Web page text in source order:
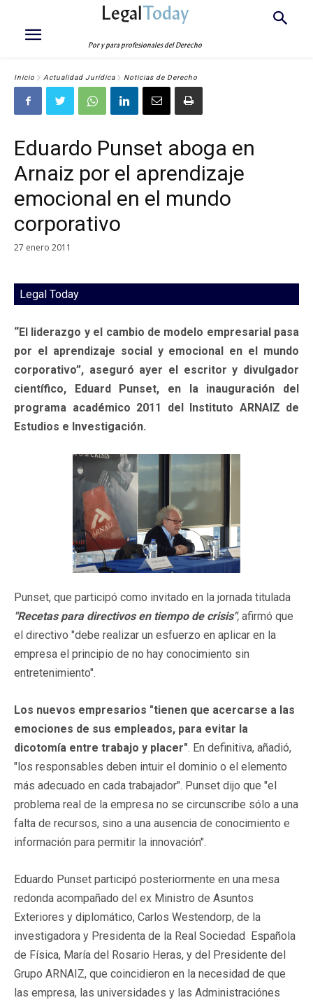
LegalToday
Por y para profesionales del Derecho
Inicio Actualidad Jurídica Noticias de Derecho
Eduardo Punset aboga en
Arnaiz por el aprendizaje
emocional en el mundo
corporativo
27 enero 2011
Legal Today
“El liderazgo y el cambio de modelo empresarial pasa
por el aprendizaje social y emocional en el mundo
corporativo”, aseguró ayer el escritor y divulgador
científico, Eduard Punset, en la inauguración del
programa académico 2011 del Instituto ARNAIZ de
Estudios e Investigación.
Punset, que participó como invitado en la jornada titulada
"Recetas para directivos en tiempo de crisis", afirmó que
el directivo "debe realizar un esfuerzo en aplicar en la
empresa el principio de no hay conocimiento sin
entretenimiento".
Los nuevos empresarios "tienen que acercarse a las
emociones de sus empleados, para evitar la
dicotomía entre trabajo y placer". En definitiva, añadió,
"los responsables deben intuir el dominio o el elemento
más adecuado en cada trabajador". Punset dijo que "el
problema real de la empresa no se circunscribe sólo a una
falta de recursos, sino a una ausencia de conocimiento e
información para permitir la innovación".
Eduardo Punset participó posteriormente en una mesa
redonda acompañado del ex Ministro de Asuntos
Exteriores y diplomático, Carlos Westendorp, de la
investigadora y Presidenta de la Real Sociedad Española
de Física, María del Rosario Heras, y del Presidente del
Grupo ARNAIZ, que coincidieron en la necesidad de que
las empresa, las universidades y las Administraciónes